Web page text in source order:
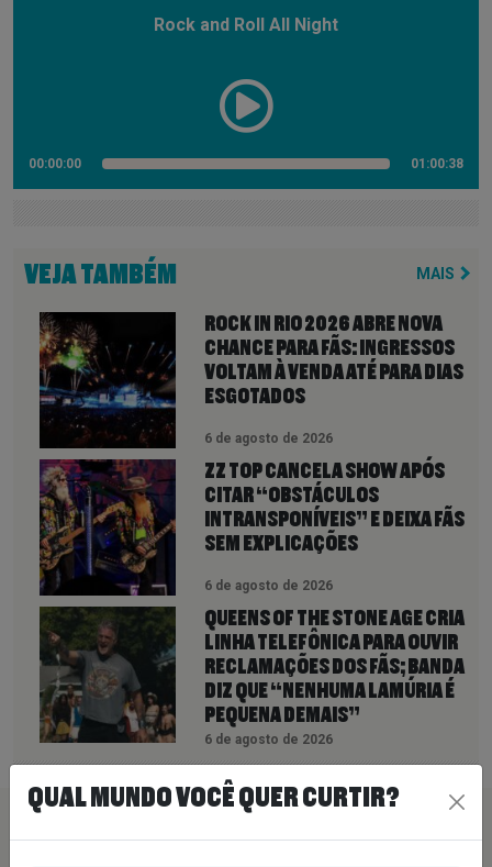
Rock and Roll All Night
00:00:00 01:00:38
VEJA TAMBÉM MAIS
ROCK IN RIO 2026 ABRE NOVA
CHANCE PARA FÃS: INGRESSOS
VOLTAM À VENDA ATÉ PARA DIAS
ESGOTADOS
6 de agosto de 2026
ZZ TOP CANCELA SHOW APÓS
CITAR “OBSTÁCULOS
INTRANSPONÍVEIS” E DEIXA FÃS
SEM EXPLICAÇÕES
6 de agosto de 2026
QUEENS OF THE STONE AGE CRIA
LINHA TELEFÔNICA PARA OUVIR
RECLAMAÇÕES DOS FÃS; BANDA
DIZ QUE “NENHUMA LAMÚRIA É
PEQUENA DEMAIS”
6 de agosto de 2026
PEÇA SUA MÚSICA
QUAL MUNDO VOCÊ QUER CURTIR?